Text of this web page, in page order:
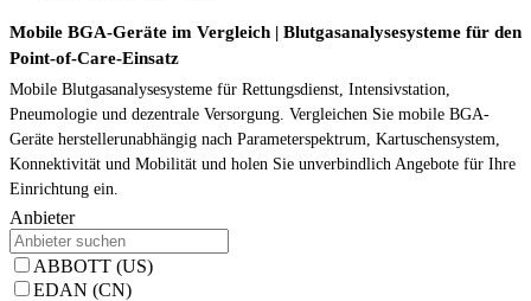
Mobile BGA-Geräte im Vergleich | Blutgasanalysesysteme für den
Point-of-Care-Einsatz
Mobile Blutgasanalysesysteme für Rettungsdienst, Intensivstation,
Pneumologie und dezentrale Versorgung. Vergleichen Sie mobile BGA-
Geräte herstellerunabhängig nach Parameterspektrum, Kartuschensystem,
Konnektivität und Mobilität und holen Sie unverbindlich Angebote für Ihre
Einrichtung ein.
Anbieter
ABBOTT (US)
EDAN (CN)